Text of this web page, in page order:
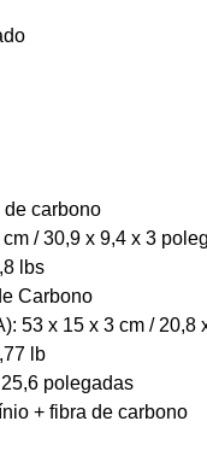
de carbono
/ 30,9 x 9,4 x 3
lbs
Carbono
53 x 15 x 3 cm / 20,8
lb
polegadas
+ fibra de carbono